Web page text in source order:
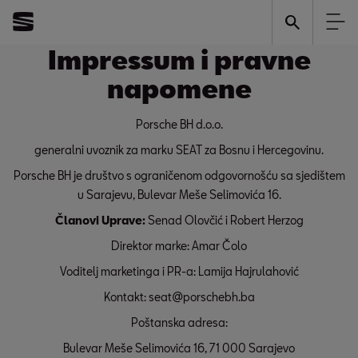
Impressum i pravne
napomene
Porsche BH d.o.o.
generalni uvoznik za marku SEAT za Bosnu i Hercegovinu.
Porsche BH je društvo s ograničenom odgovornošću sa sjedištem
u Sarajevu, Bulevar Meše Selimovića 16.
Članovi Uprave: Senad Olovčić i Robert Herzog
Direktor marke: Amar Čolo
Voditelj marketinga i PR-a: Lamija Hajrulahović
Kontakt: seat@porschebh.ba
Poštanska adresa:
Bulevar Meše Selimovića 16, 71 000 Sarajevo